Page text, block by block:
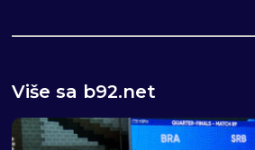
Više sa b92.net